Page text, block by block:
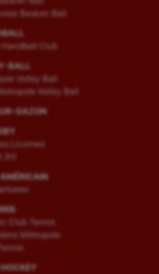
Basket-Ball
Handball Club
BALL
Volley Ball
Volley Ball
GAZON
Licornes
(H)
Club Tennis
Métropole